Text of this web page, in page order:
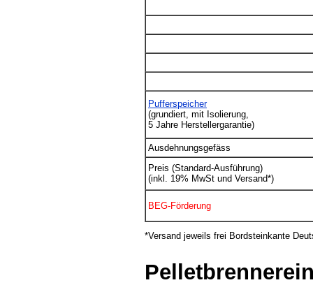
Pufferspeicher
(grundiert, mit Isolierung,
5 Jahre Herstellergarantie)
Ausdehnungsgefäss
Preis (Standard-Ausführung)
(inkl. 19% MwSt und Versand*)
BEG-Förderung
*Versand jeweils frei Bordsteinkante